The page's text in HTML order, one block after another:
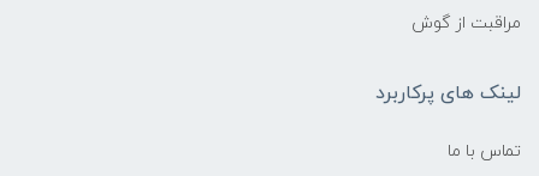
مراقبت از گوش
لینک های پرکاربرد
تماس با ما